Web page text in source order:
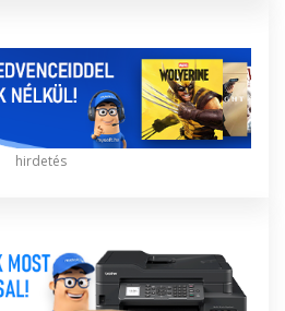
hirdetés